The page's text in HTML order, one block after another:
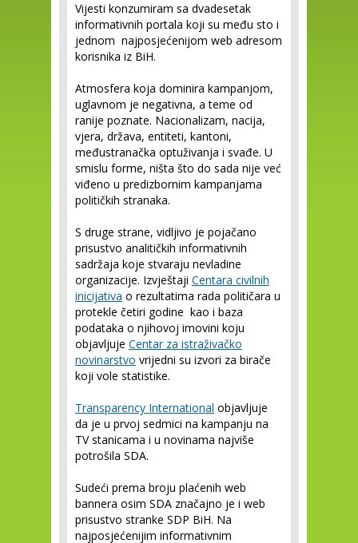
Vijesti konzumiram sa dvadesetak
informativnih portala koji su među sto i
jednom najposjećenijom web adresom
korisnika iz BiH.
Atmosfera koja dominira kampanjom,
uglavnom je negativna, a teme od
ranije poznate. Nacionalizam, nacija,
vjera, država, entiteti, kantoni,
međustranačka optuživanja i svađe. U
smislu forme, ništa što do sada nije već
viđeno u predizbornim kampanjama
političkih stranaka.
S druge strane, vidljivo je pojačano
prisustvo analitičkih informativnih
sadržaja koje stvaraju nevladine
organizacije. Izvještaji Centara civilnih
inicijativa o rezultatima rada političara u
protekle četiri godine kao i baza
podataka o njihovoj imovini koju
objavljuje Centar za istraživačko
novinarstvo vrijedni su izvori za birače
koji vole statistike.
Transparency International objavljuje
da je u prvoj sedmici na kampanju na
TV stanicama i u novinama najviše
potrošila SDA.
Sudeći prema broju plaćenih web
bannera osim SDA značajno je i web
prisustvo stranke SDP BiH. Na
najposjećenijim informativnim